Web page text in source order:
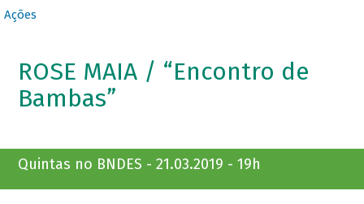
Ações
ROSE MAIA / “Encontro de
Bambas”
Quintas no BNDES - 21.03.2019 - 19h